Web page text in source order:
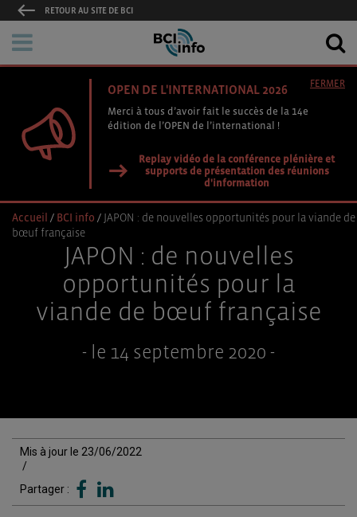
RETOUR AU SITE DE BCI
OPEN DE L'INTERNATIONAL 2026
Merci à tous d’avoir fait le succès de la 14e
édition de l’OPEN de l’international !
Replay vidéo de la conférence plénière et
supports de présentation des réunions
d'information
FERMER
Accueil / BCI info / JAPON : de nouvelles opportunités pour la viande de
bœuf française
JAPON : de nouvelles
opportunités pour la
viande de bœuf française
- le 14 septembre 2020 -
Mis à jour le 23/06/2022
/
Partager :